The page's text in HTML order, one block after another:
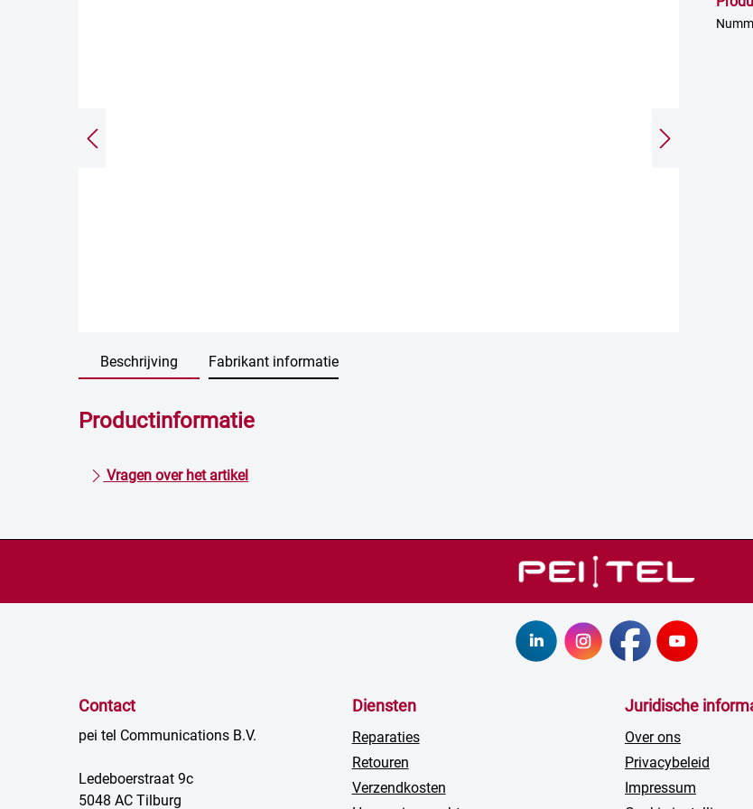
Beschrijving Fabrikant informatie
Productinformatie
Vragen over het artikel
Contact
pei tel Communications B.V.
Ledeboerstraat 9c
5048 AC Tilburg
Diensten
Reparaties
Retouren
Verzendkosten
Juridische
Over ons
Privacybeleid
Impressum